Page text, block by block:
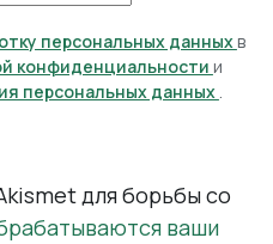
персональных данных в
конфиденциальности и
персональных данных .
для борьбы со
ваши